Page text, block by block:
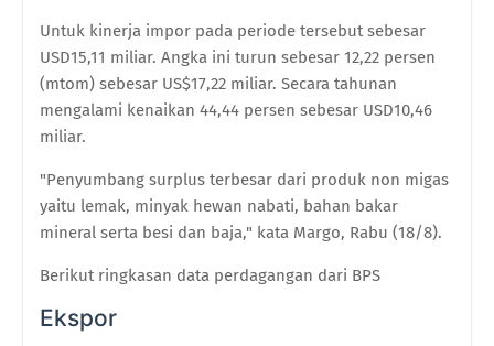
Untuk kinerja impor pada periode tersebut sebesar
USD15,11 miliar. Angka ini turun sebesar 12,22 persen
(mtom) sebesar US$17,22 miliar. Secara tahunan
mengalami kenaikan 44,44 persen sebesar USD10,46
miliar.
"Penyumbang surplus terbesar dari produk non migas
yaitu lemak, minyak hewan nabati, bahan bakar
mineral serta besi dan baja," kata Margo, Rabu (18/8).
Berikut ringkasan data perdagangan dari BPS
Ekspor